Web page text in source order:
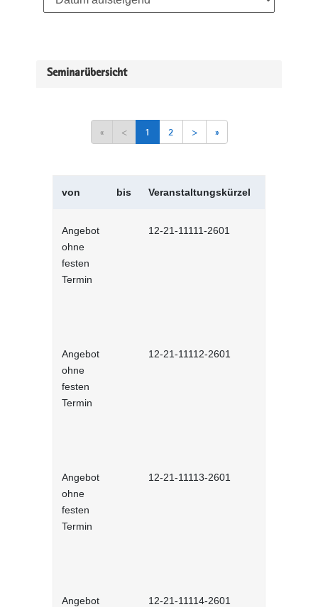
Seminarübersicht
« < 1 2 > »
von bis Veranstaltungskürzel
Angebot
ohne
festen
Termin
12-21-11111-2601
Angebot
ohne
festen
Termin
12-21-11112-2601
Angebot
ohne
festen
Termin
12-21-11113-2601
Angebot
12-21-11114-2601